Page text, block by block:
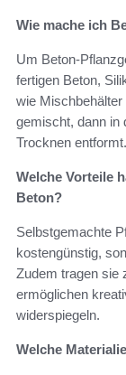
Wie mache ich
Um Beton-
fertigen Beton,
wie
gemischt, dann in
Trocknen entformt.
Welche Vorteile
Beton?
Selbstgemachte
kostengünstig,
Zudem tragen sie
ermöglichen
widerspiegeln.
Welche